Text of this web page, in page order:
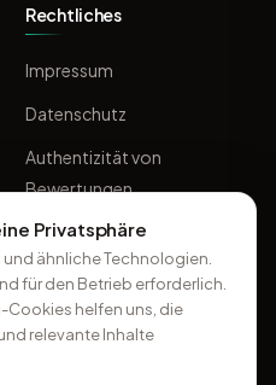
Rechtliches
Impressum
Datenschutz
Authentizität von
Bewertungen
AGB
Privatsphäre
ähnliche Technologien.
für den Betrieb erforderlich.
Cookies helfen uns, die
relevante Inhalte